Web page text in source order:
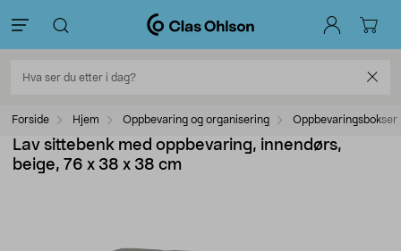
Forside Hjem Oppbevaring og organisering Oppbevaringsbokser
Lav sittebenk med oppbevaring, innendørs,
beige, 76 x 38 x 38 cm